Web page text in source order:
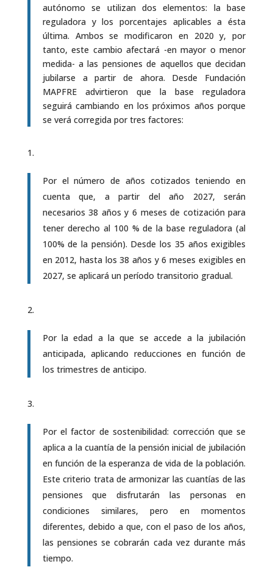
autónomo se utilizan dos elementos: la base
reguladora y los porcentajes aplicables a ésta
última. Ambos se modificaron en 2020 y, por
tanto, este cambio afectará -en mayor o menor
medida- a las pensiones de aquellos que decidan
jubilarse a partir de ahora. Desde Fundación
MAPFRE advirtieron que la base reguladora
seguirá cambiando en los próximos años porque
se verá corregida por tres factores:
Por el número de años cotizados teniendo en
cuenta que, a partir del año 2027, serán
necesarios 38 años y 6 meses de cotización para
tener derecho al 100 % de la base reguladora (al
100% de la pensión). Desde los 35 años exigibles
en 2012, hasta los 38 años y 6 meses exigibles en
2027, se aplicará un período transitorio gradual.
Por la edad a la que se accede a la jubilación
anticipada, aplicando reducciones en función de
los trimestres de anticipo.
Por el factor de sostenibilidad: corrección que se
aplica a la cuantía de la pensión inicial de jubilación
en función de la esperanza de vida de la población.
Este criterio trata de armonizar las cuantías de las
pensiones que disfrutarán las personas en
condiciones similares, pero en momentos
diferentes, debido a que, con el paso de los años,
las pensiones se cobrarán cada vez durante más
tiempo.